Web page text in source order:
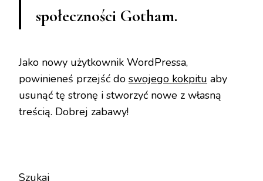
społeczności Gotham.
Jako nowy użytkownik WordPressa,
powinieneś przejść do swojego kokpitu aby
usunąć tę stronę i stworzyć nowe z własną
treścią. Dobrej zabawy!
Szukaj